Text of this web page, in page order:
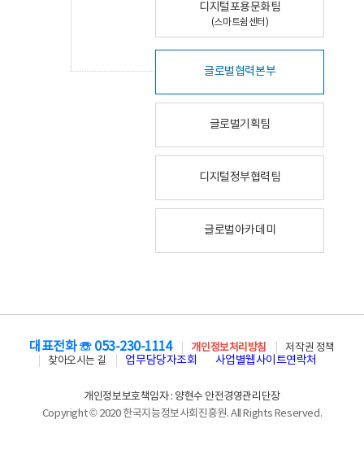
디지털포용문화팀
(스마트쉼센터)
글로벌협력본부
글로벌기획팀
디지털정부협력팀
글로벌아카데미
대표전화 ☏ 053-230-1114 개인정보처리방침
저작권 정책
찾아오시는 길
업무담당자조회 사업별웹사이트연락처
개인정보보호책임자 : 양현수 안전경영관리단장
Copyright © 2020 한국지능정보사회진흥원. All Rights Reserved.